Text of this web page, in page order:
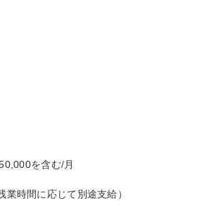
を含む/月
時間に応じて別途支給）